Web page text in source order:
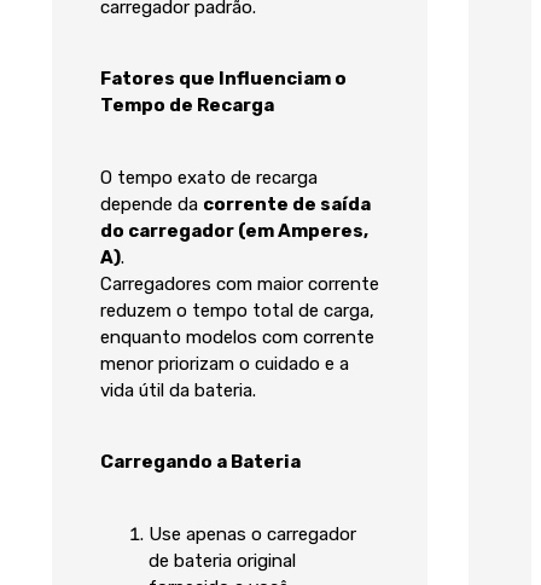
carregador padrão.
Fatores que Influenciam o
Tempo de Recarga
O tempo exato de recarga
depende da corrente de saída
do carregador (em Amperes,
A).
Carregadores com maior corrente
reduzem o tempo total de carga,
enquanto modelos com corrente
menor priorizam o cuidado e a
vida útil da bateria.
Carregando a Bateria
Use apenas o carregador
de bateria original